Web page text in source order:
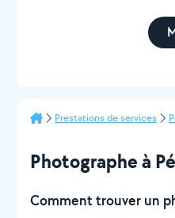
Prestations de services
Photographe à
Comment trouver un